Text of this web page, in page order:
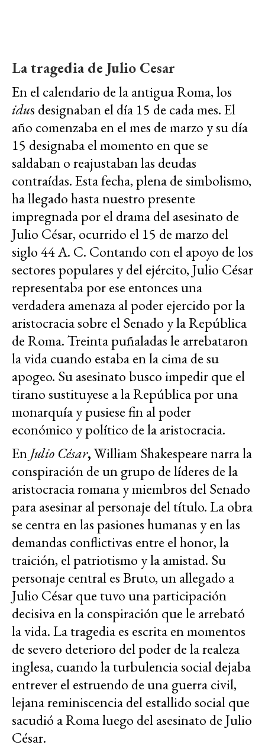
La tragedia de Julio Cesar
En el calendario de la antigua Roma, los
idus designaban el día 15 de cada mes. El
año comenzaba en el mes de marzo y su día
15 designaba el momento en que se
saldaban o reajustaban las deudas
contraídas. Esta fecha, plena de simbolismo,
ha llegado hasta nuestro presente
impregnada por el drama del asesinato de
Julio César, ocurrido el 15 de marzo del
siglo 44 A. C. Contando con el apoyo de los
sectores populares y del ejército, Julio César
representaba por ese entonces una
verdadera amenaza al poder ejercido por la
aristocracia sobre el Senado y la República
de Roma. Treinta puñaladas le arrebataron
la vida cuando estaba en la cima de su
apogeo. Su asesinato busco impedir que el
tirano sustituyese a la República por una
monarquía y pusiese fin al poder
económico y político de la aristocracia.
EnJulio César,William Shakespeare narra la
conspiración de un grupo de líderes de la
aristocracia romana y miembros del Senado
para asesinar al personaje del título. La obra
se centra en las pasiones humanas y en las
demandas conflictivas entre el honor, la
traición, el patriotismo y la amistad. Su
personaje central es Bruto, un allegado a
Julio César que tuvo una participación
decisiva en la conspiración que le arrebató
la vida. La tragedia es escrita en momentos
de severo deterioro del poder de la realeza
inglesa, cuando la turbulencia social dejaba
entrever el estruendo de una guerra civil,
lejana reminiscencia del estallido social que
sacudió a Roma luego del asesinato de Julio
César.